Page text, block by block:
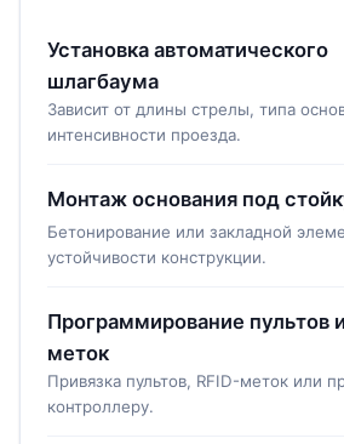
Установка автоматического
шлагбаума
Зависит от длины стрелы, типа
интенсивности проезда.
Монтаж основания под
Бетонирование или закладной
устойчивости конструкции.
Программирование пультов и
меток
Привязка пультов, RFID-меток или
контроллеру.